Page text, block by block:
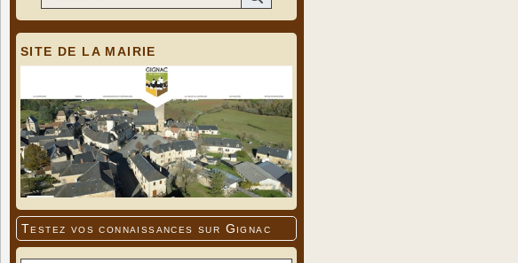
SITE DE LA MAIRIE
Testez vos connaissances sur Gignac